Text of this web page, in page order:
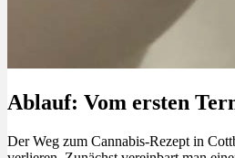
Ablauf: Vom ersten
Der Weg zum Cannabis-Rezept in